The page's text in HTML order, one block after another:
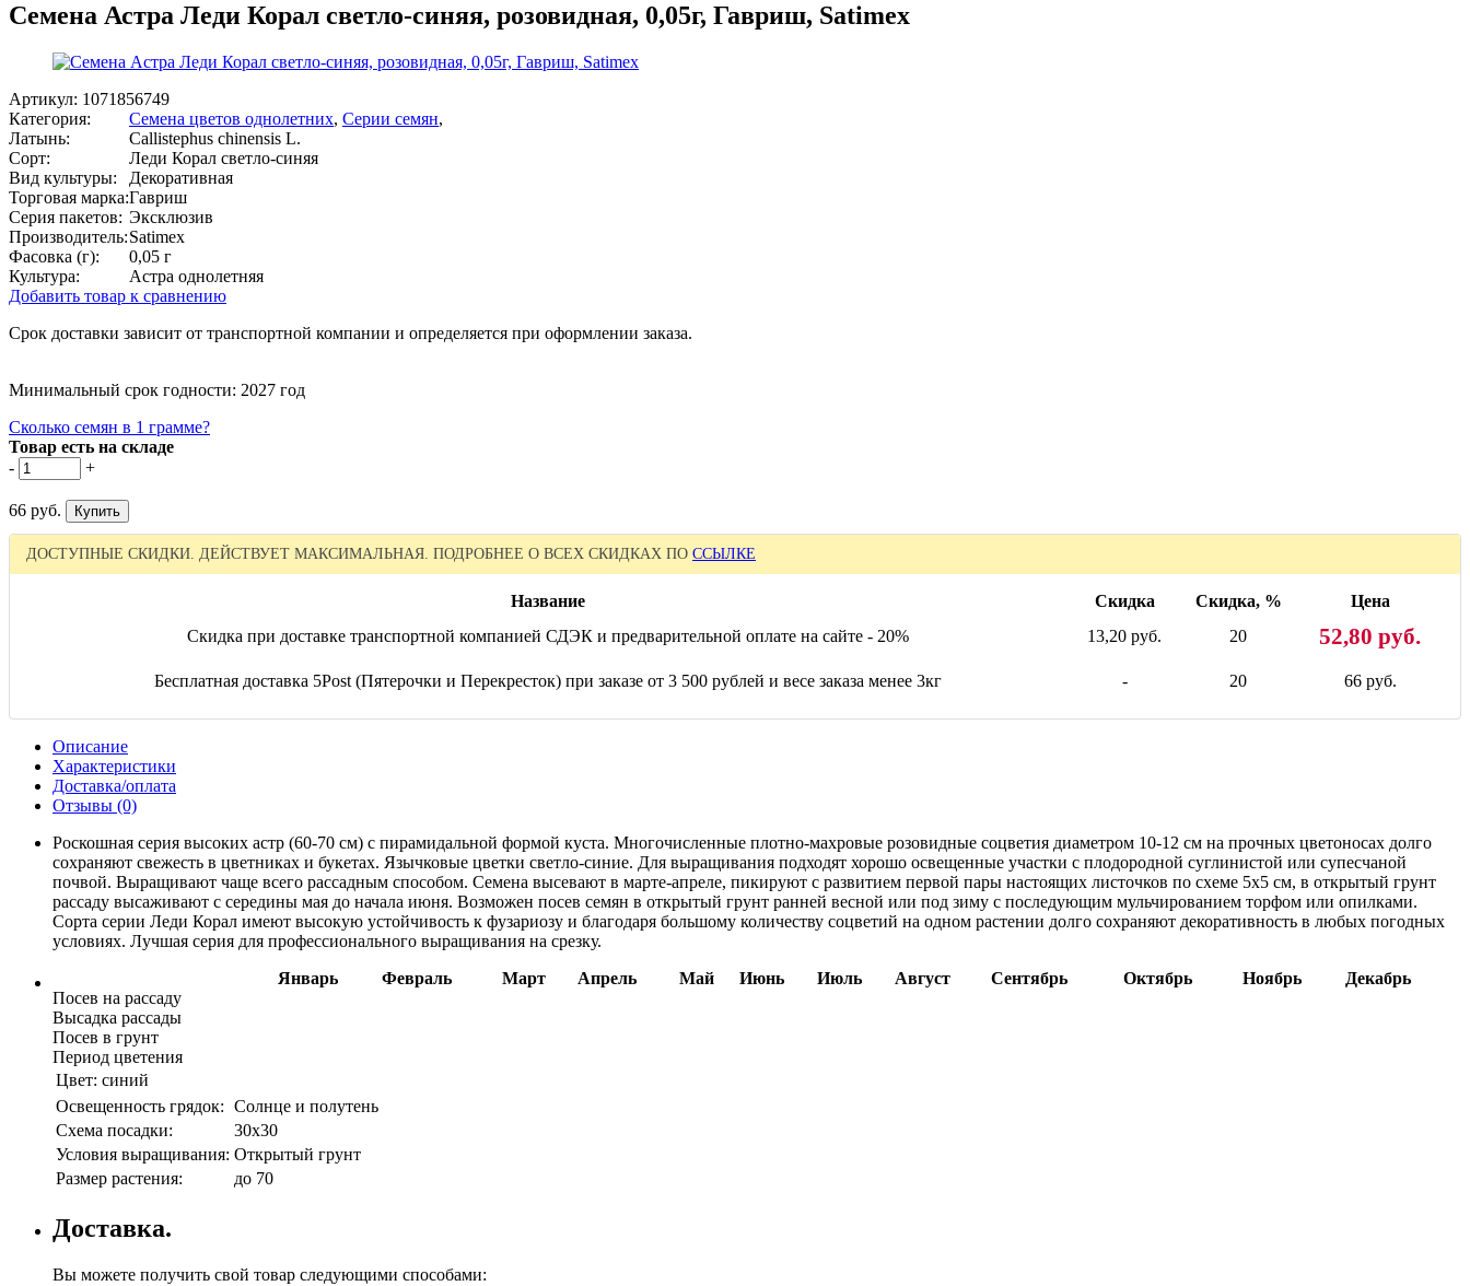
Семена Астра Леди Корал светло-синяя, розовидная, 0,05г, Гавриш, Satimex
Артикул: 1071856749
Категория:
Семена цветов однолетних, Серии семян,
Латынь:
Callistephus chinensis L.
Сорт:
Леди Корал светло-синяя
Вид культуры:
Декоративная
Торговая марка:Гавриш
Серия пакетов: Эксклюзив
Производитель:Satimex
Фасовка (г):
0,05 г
Культура:
Астра однолетняя
Добавить товар к сравнению
Срок доставки зависит от транспортной компании и определяется при оформлении заказа.
Минимальный срок годности: 2027 год
Сколько семян в 1 грамме?
Товар есть на складе
-
+
66 руб.
ДОСТУПНЫЕ СКИДКИ. ДЕЙСТВУЕТ МАКСИМАЛЬНАЯ. ПОДРОБНЕЕ О ВСЕХ СКИДКАХ ПО ССЫЛКЕ
Название Скидка Скидка, %
Цена
Скидка при доставке транспортной компанией СДЭК и предварительной оплате на сайте - 20%
13,20 руб. 20 52,80 руб.
Бесплатная доставка 5Post (Пятерочки и Перекресток) при заказе от 3 500 рублей и весе заказа менее 3кг - 20 66 руб.
Описание
Характеристики
Доставка/оплата
Отзывы (0)
Роскошная серия высоких астр (60-70 см) с пирамидальной формой куста. Многочисленные плотно-махровые розовидные соцветия диаметром 10-12 см на прочных цветоносах долго
сохраняют свежесть в цветниках и букетах. Язычковые цветки светло-синие. Для выращивания подходят хорошо освещенные участки с плодородной суглинистой или супесчаной
почвой. Выращивают чаще всего рассадным способом. Семена высевают в марте-апреле, пикируют с развитием первой пары настоящих листочков по схеме 5х5 см, в открытый грунт
рассаду высаживают с середины мая до начала июня. Возможен посев семян в открытый грунт ранней весной или под зиму с последующим мульчированием торфом или опилками.
Сорта серии Леди Корал имеют высокую устойчивость к фузариозу и благодаря большому количеству соцветий на одном растении долго сохраняют декоративность в любых погодных
условиях. Лучшая серия для профессионального выращивания на срезку.
Январь
Февраль Март Апрель Май Июнь Июль Август Сентябрь Октябрь Ноябрь
Декабрь
Посев на рассаду
Высадка рассады
Посев в грунт
Период цветения
Цвет: синий
Освещенность грядок: Солнце и полутень
Схема посадки:
30х30
Условия выращивания: Открытый грунт
Размер растения:
до 70
Доставка.
Вы можете получить свой товар следующими способами: